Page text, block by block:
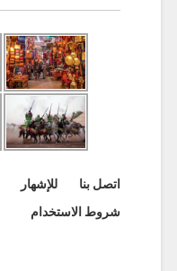
اتصل بنا للإشهار
شروط الاستخدام